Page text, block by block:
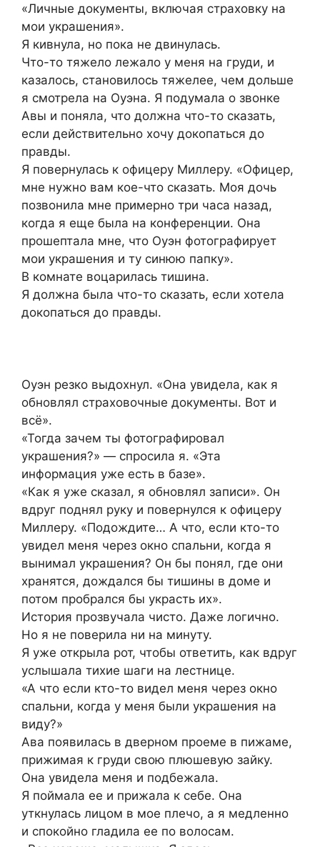
«Личные документы, включая страховку на
мои украшения».
Я кивнула, но пока не двинулась.
Что-то тяжело лежало у меня на груди, и
казалось, становилось тяжелее, чем дольше
я смотрела на Оуэна. Я подумала о звонке
Авы и поняла, что должна что-то сказать,
если действительно хочу докопаться до
правды.
Я повернулась к офицеру Миллеру. «Офицер,
мне нужно вам кое-что сказать. Моя дочь
позвонила мне примерно три часа назад,
когда я еще была на конференции. Она
прошептала мне, что Оуэн фотографирует
мои украшения и ту синюю папку».
В комнате воцарилась тишина.
Я должна была что-то сказать, если хотела
докопаться до правды.
Оуэн резко выдохнул. «Она увидела, как я
обновлял страховочные документы. Вот и
всё».
«Тогда зачем ты фотографировал
украшения?» — спросила я. «Эта
информация уже есть в базе».
«Как я уже сказал, я обновлял записи». Он
вдруг поднял руку и повернулся к офицеру
Миллеру. «Подождите… А что, если кто-то
увидел меня через окно спальни, когда я
вынимал украшения? Он бы понял, где они
хранятся, дождался бы тишины в доме и
потом пробрался бы украсть их».
История прозвучала чисто. Даже логично.
Но я не поверила ни на минуту.
Я уже открыла рот, чтобы ответить, как вдруг
услышала тихие шаги на лестнице.
«А что если кто-то видел меня через окно
спальни, когда у меня были украшения на
виду?»
Ава появилась в дверном проеме в пижаме,
прижимая к груди свою плюшевую зайку.
Она увидела меня и подбежала.
Я поймала ее и прижала к себе. Она
уткнулась лицом в мое плечо, а я медленно
и спокойно гладила ее по волосам.